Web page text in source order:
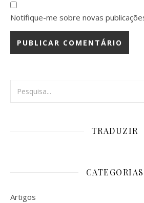
Notifique-me sobre novas
TRADUZIR
CATEGORIAS
Artigos